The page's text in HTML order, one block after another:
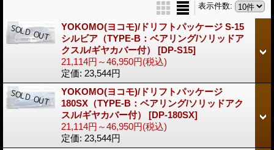
表示件数:
YOKOMO(ヨコモ)/ドリフトパッケージ S-15
シルビア（TYPE-B：ベアリング/ソリッドア
クスル/ギヤカバー付） [DP-S15]
21,114円～46,950円(税込)
定価: 23,544円
YOKOMO(ヨコモ)/ドリフトパッケージ
180SX（TYPE-B：ベアリング/ソリッドアク
スル/ギヤカバー付） [DP-180SX]
21,114円～46,950円(税込)
定価: 23,544円